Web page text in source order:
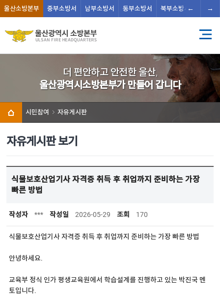
←
울산소방본부 중부소방서 남부소방서 동부소방서 북부소방서 남울주
→
더 편안하고 안전한 울산,
울산광역시소방본부가 만들어 갑니다
시민참여 자유게시판
자유게시판 보기
식물보호산업기사 자격증 취득 후 취업까지 준비하는 가장
빠른 방법
작성자 *** 작성일 2026-05-29 조회 170
식물보호산업기사 자격증 취득 후 취업까지 준비하는 가장 빠른 방법
안녕하세요.
교육부 정식 인가 평생교육원에서 학습설계를 진행하고 있는 박진국 멘
토입니다.